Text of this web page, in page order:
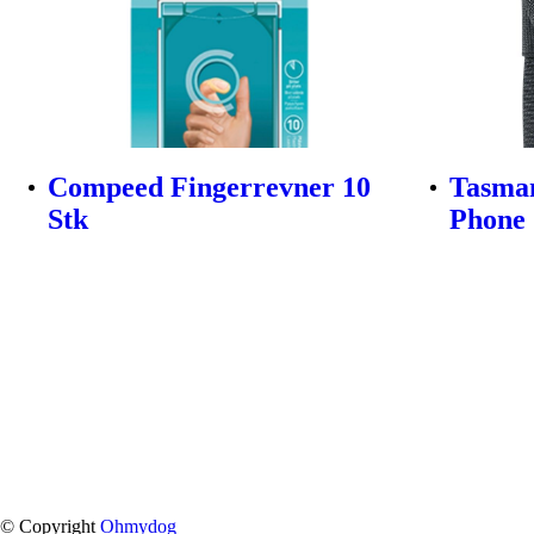
Compeed Fingerrevner 10
Stk
© Copyright Ohmydog